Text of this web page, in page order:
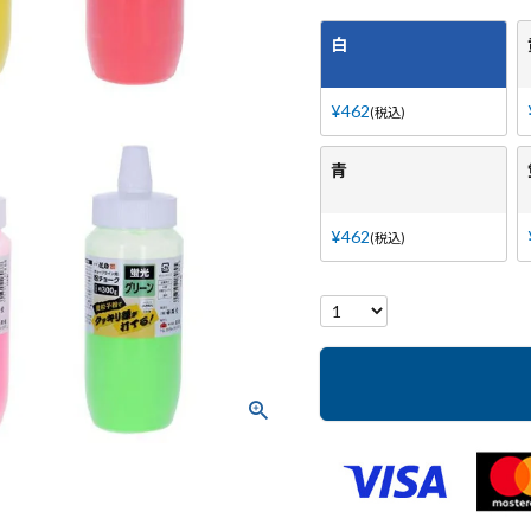
白
¥462 税込
青
¥462 税込